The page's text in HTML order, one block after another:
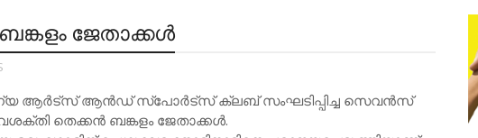
ജേതാക്കൾ
ആർട്സ് ആൻഡ് സ്പോർട്സ് ക്ലബ് സംഘടിപ്പിച്ച സെവൻസ്
തെക്കൻ ബങ്കളം ജേതാക്കൾ.